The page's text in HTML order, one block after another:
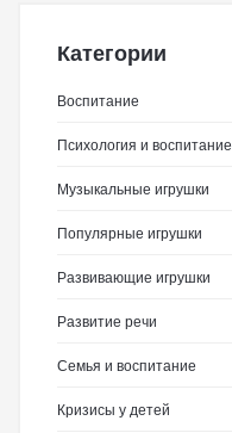
Категории
Воспитание
Психология и воспитание
Музыкальные игрушки
Популярные игрушки
Развивающие игрушки
Развитие речи
Семья и воспитание
Кризисы у детей